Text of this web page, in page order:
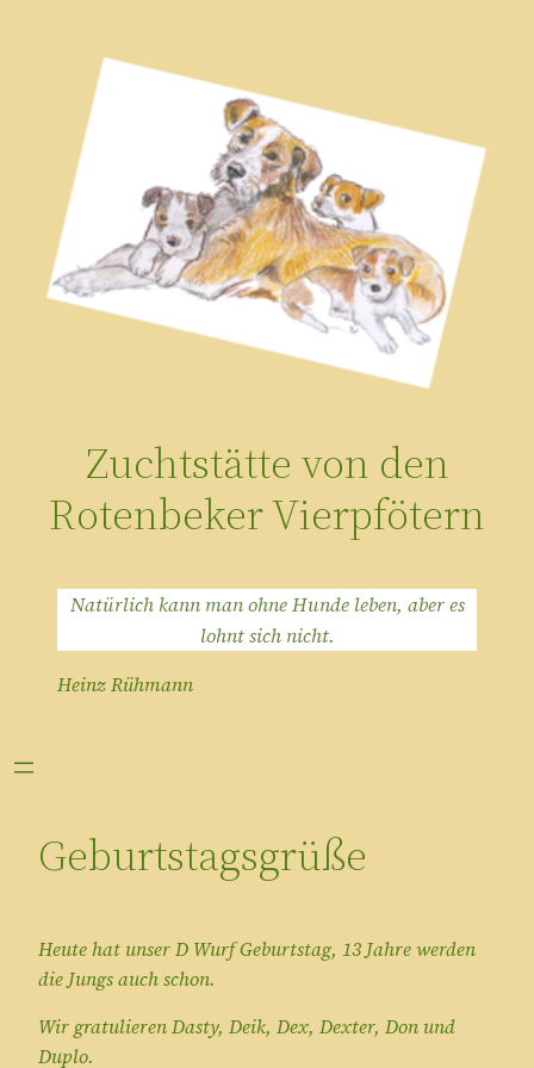
Zuchtstätte von den
Rotenbeker Vierpfötern
Natürlich kann man ohne Hunde leben, aber es
lohnt sich nicht.
Heinz Rühmann
Geburtstagsgrüße
Heute hat unser D Wurf Geburtstag, 13 Jahre werden
die Jungs auch schon.
Wir gratulieren Dasty, Deik, Dex, Dexter, Don und
Duplo.